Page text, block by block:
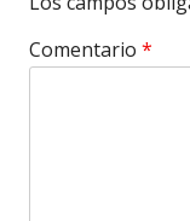
Comentario *